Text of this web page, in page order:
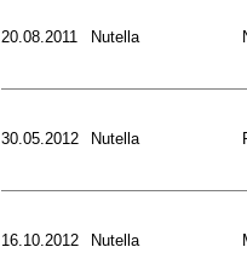
20.08.2011 Nutella
30.05.2012 Nutella
16.10.2012 Nutella